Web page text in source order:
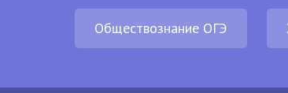
Обществознание ОГЭ